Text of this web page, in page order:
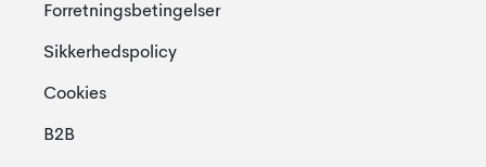
Forretningsbetingelser
Sikkerhedspolicy
Cookies
B2B